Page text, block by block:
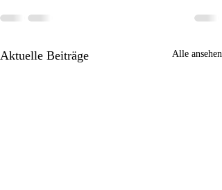
Aktuelle Beiträge Alle ansehen